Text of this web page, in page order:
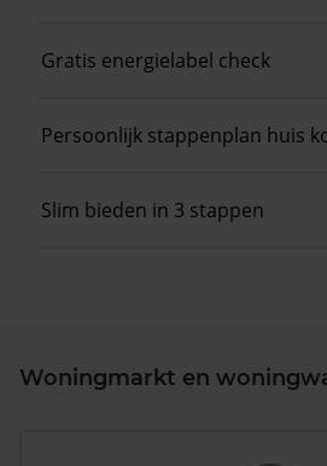
Gratis energielabel check
Persoonlijk stappenplan huis
Slim bieden in 3 stappen
Woningmarkt en